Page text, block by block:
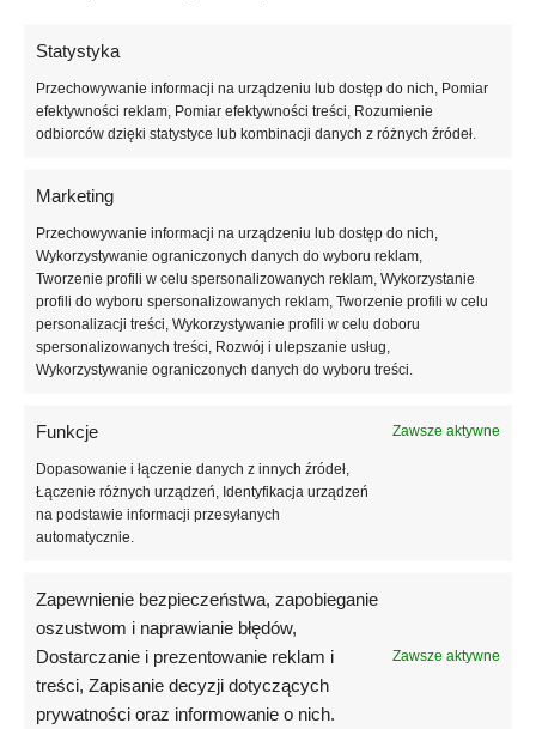
Statystyka
Przechowywanie informacji na urządzeniu lub dostęp do nich, Pomiar
efektywności reklam, Pomiar efektywności treści, Rozumienie
odbiorców dzięki statystyce lub kombinacji danych z różnych źródeł.
Marketing
Przechowywanie informacji na urządzeniu lub dostęp do nich,
Wykorzystywanie ograniczonych danych do wyboru reklam,
Tworzenie profili w celu spersonalizowanych reklam, Wykorzystanie
profili do wyboru spersonalizowanych reklam, Tworzenie profili w celu
personalizacji treści, Wykorzystywanie profili w celu doboru
spersonalizowanych treści, Rozwój i ulepszanie usług,
Wykorzystywanie ograniczonych danych do wyboru treści.
Funkcje Zawsze aktywne
Dopasowanie i łączenie danych z innych źródeł,
Łączenie różnych urządzeń, Identyfikacja urządzeń
na podstawie informacji przesyłanych
automatycznie.
Zapewnienie bezpieczeństwa, zapobieganie
oszustwom i naprawianie błędów,
Dostarczanie i prezentowanie reklam i
treści, Zapisanie decyzji dotyczących
prywatności oraz informowanie o nich.
Zawsze aktywne
pozioma izolacja zewnętrzna, m.in.:
– stropów od spodu z okładziną
– między krokwiami
– wentylowanych stropodachów
Wymiar płyty:1000×500 [mm]
Grubość płyty:od 10 [mm] ze stopniowaniem co 10 mm
Wykończenie krawędzi:gładkie lub frezowane na zakładkę
(głębokość frezu – 15 mm)
Deklarowany współczynnik przewodzenia ciepła: ≤ 0,032
[W/(m.K)]
Wytrzymałość na zginanie: ≥ 60 [kPa]
Karta techniczna:
Deklaracja właściwości użytkowych:
Pobierz
Atest higieniczny:
Pobierz